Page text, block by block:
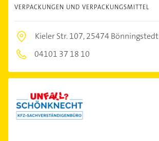
VERPACKUNGEN UND VERPACKUNGSMITTEL
Kieler Str. 107,25474 Bönningstedt
04101 37 18 10